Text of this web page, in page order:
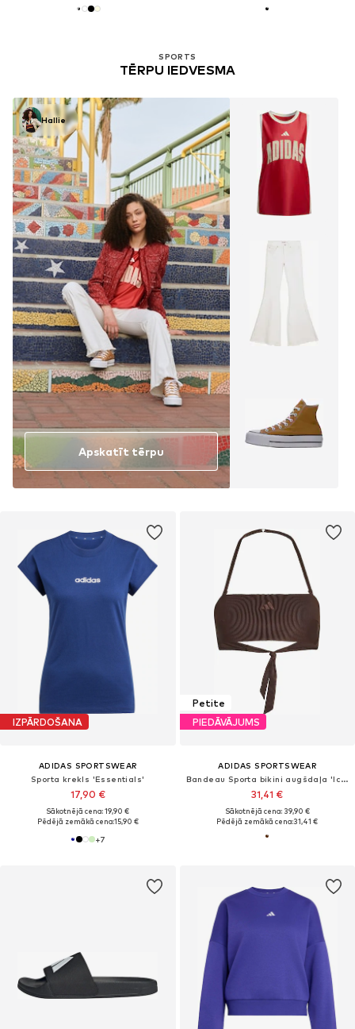
SPORTS
TĒRPU IEDVESMA
Hallie
Apskatīt tērpu
IZPĀRDOŠANA
ADIDAS SPORTSWEAR
Sporta krekls 'Essentials'
17,90 €
Sākotnējā cena: 19,90 €
Pēdējā zemākā cena:15,90 €
+7
Petite
PIEDĀVĀJUMS
ADIDAS SPORTSWEAR
Bandeau Sporta bikini augšdaļa 'Iconisea'
31,41 €
Sākotnējā cena: 39,90 €
Pēdējā zemākā cena:31,41 €